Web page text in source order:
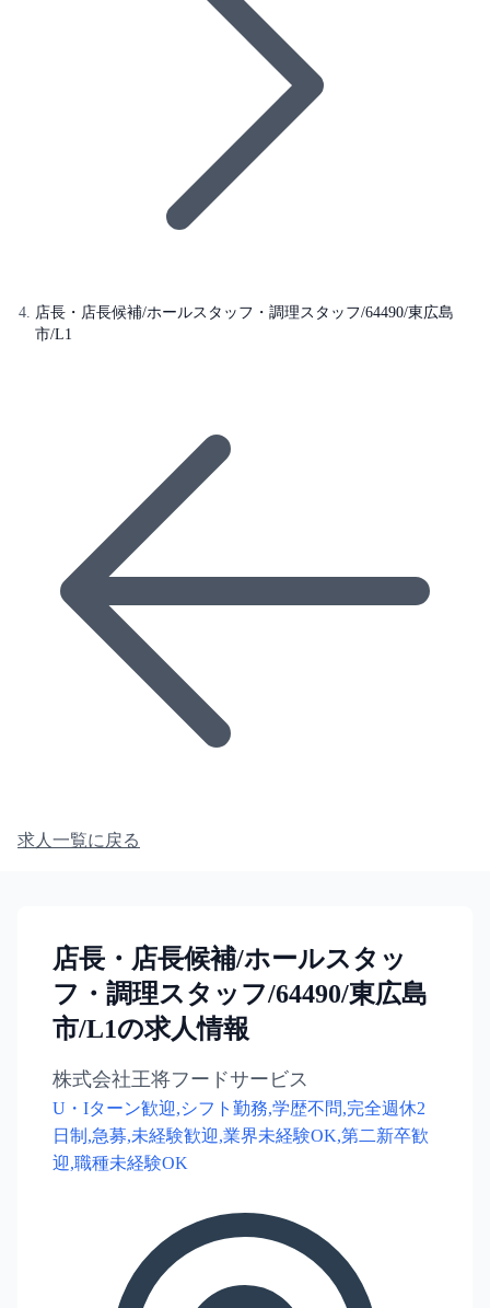
店長・店長候補/ホールスタッフ・調理スタッフ/64490/東広島
市/L1
求人一覧に戻る
店長・店長候補/ホールスタッ
フ・調理スタッフ/64490/東広島
市/L1の求人情報
株式会社王将フードサービス
U・Iターン歓迎,シフト勤務,学歴不問,完全週休2
日制,急募,未経験歓迎,業界未経験OK,第二新卒歓
迎,職種未経験OK